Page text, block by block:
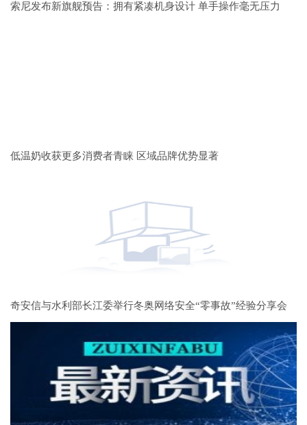
索尼发布新旗舰预告：拥有紧凑机身设计 单手操作毫无压力
低温奶收获更多消费者青睐 区域品牌优势显著
奇安信与水利部长江委举行冬奥网络安全“零事故”经验分享会